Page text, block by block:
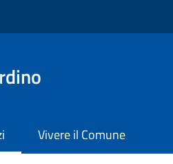
Vivere il Comune